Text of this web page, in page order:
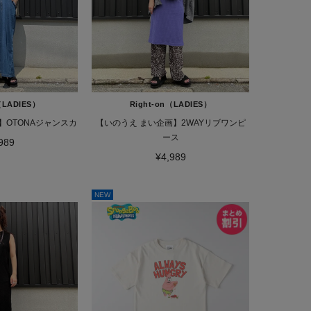
）
OTONAジャンスカ
Right-on（LADIES）
【いのうえ まい企画】2WAYリブワンピ
ース
¥4,989
NEW